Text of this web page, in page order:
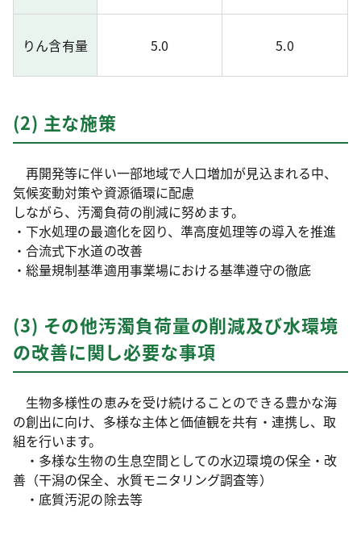
りん含有量 5.0 5.0
(2) 主な施策
再開発等に伴い一部地域で人口増加が見込まれる中、
気候変動対策や資源循環に配慮
しながら、汚濁負荷の削減に努めます。
・下水処理の最適化を図り、準高度処理等の導入を推進
・合流式下水道の改善
・総量規制基準適用事業場における基準遵守の徹底
(3) その他汚濁負荷量の削減及び水環境
の改善に関し必要な事項
生物多様性の恵みを受け続けることのできる豊かな海
の創出に向け、多様な主体と価値観を共有・連携し、取
組を行います。
・多様な生物の生息空間としての水辺環境の保全・改
善（干潟の保全、水質モニタリング調査等）
・底質汚泥の除去等